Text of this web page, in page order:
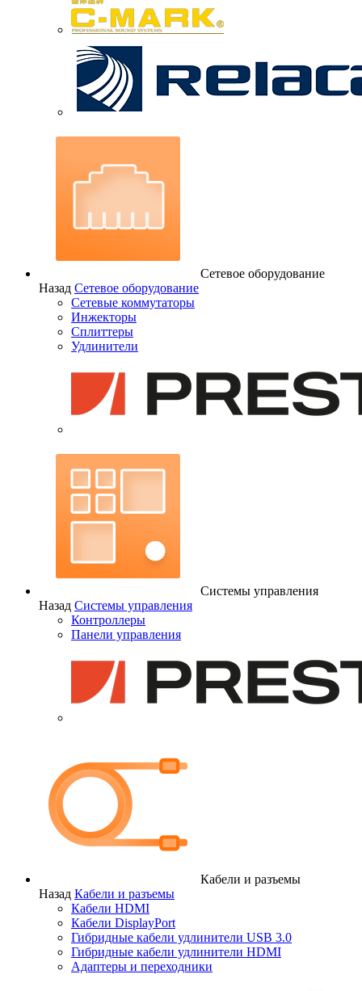
Сетевое оборудование
Назад Сетевое оборудование
Сетевые коммутаторы
Инжекторы
Сплиттеры
Удлинители
Системы управления
Назад Системы управления
Контроллеры
Панели управления
Кабели и разъемы
Назад Кабели и разъемы
Кабели HDMI
Кабели DisplayPort
Гибридные кабели удлинители USB 3.0
Гибридные кабели удлинители HDMI
Адаптеры и переходники